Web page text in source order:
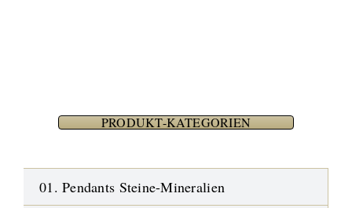
PRODUKT-KATEGORIEN
01. Pendants Steine-Mineralien